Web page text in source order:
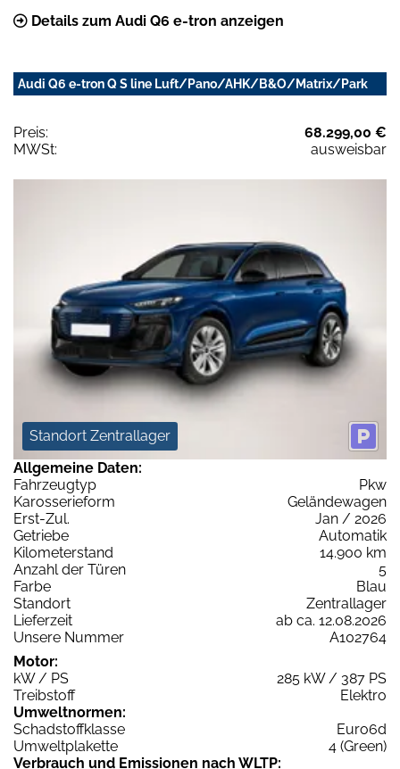
Details zum Audi Q6 e-tron anzeigen
Audi Q6 e-tron Q S line Luft/Pano/AHK/B&O/Matrix/Park
Preis:
68.299,00 €
MWSt:
ausweisbar
Standort Zentrallager
Allgemeine Daten:
Fahrzeugtyp
Pkw
Karosserieform
Geländewagen
Erst-Zul.
Jan / 2026
Getriebe
Automatik
Kilometerstand
14.900 km
Anzahl der Türen
5
Farbe
Blau
Standort
Zentrallager
Lieferzeit
ab ca. 12.08.2026
Unsere Nummer
A102764
Motor:
kW / PS
285 kW / 387 PS
Treibstoff
Elektro
Umweltnormen:
Schadstoffklasse
Euro6d
Umweltplakette
4 (Green)
Verbrauch und Emissionen nach WLTP: